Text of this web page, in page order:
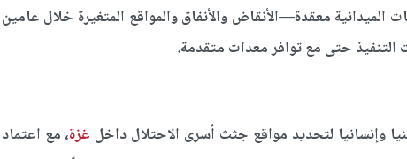
معقدة—الأنقاض والأنفاق والمواقع المتغيرة خلال عامين
حتى مع توافر معدات متقدمة.
وإنسانيا لتحديد مواقع جثث أسرى الاحتلال داخل غزة، مع اعتماد